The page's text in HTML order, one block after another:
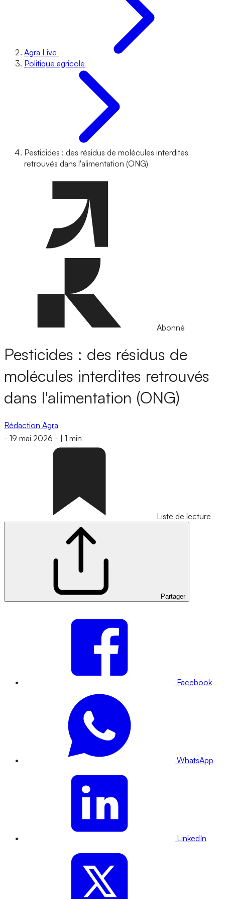
Agra Live
Politique agricole
Pesticides : des résidus de molécules interdites
retrouvés dans l'alimentation (ONG)
Abonné
Pesticides : des résidus de
molécules interdites retrouvés
dans l'alimentation (ONG)
Rédaction Agra
- 19 mai 2026 - 1 min
Liste de lecture
Partager
Facebook
WhatsApp
LinkedIn